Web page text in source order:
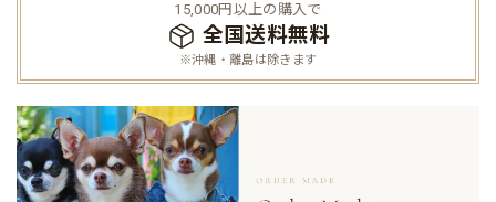
15,000円以上の購入で
全国送料無料
※沖縄・離島は除きます